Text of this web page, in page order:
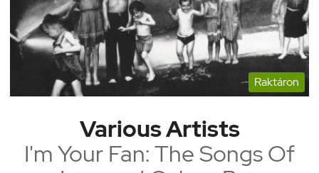
Raktáron
Various Artists
I'm Your Fan: The Songs Of